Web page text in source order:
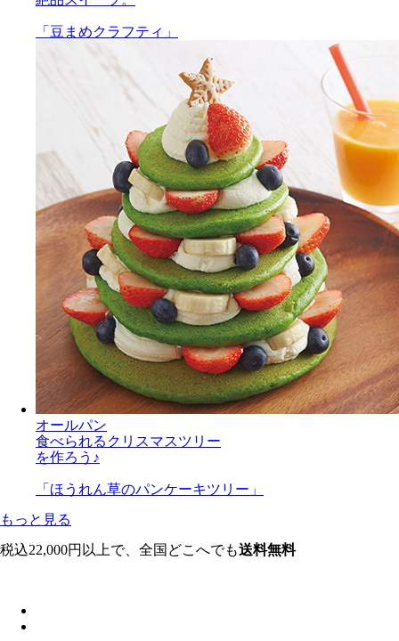
「豆まめクラフティ」
オールパン
食べられるクリスマスツリー
を作ろう♪
「ほうれん草のパンケーキツリー」
もっと見る
税込22,000円以上で、全国どこへでも送料無料